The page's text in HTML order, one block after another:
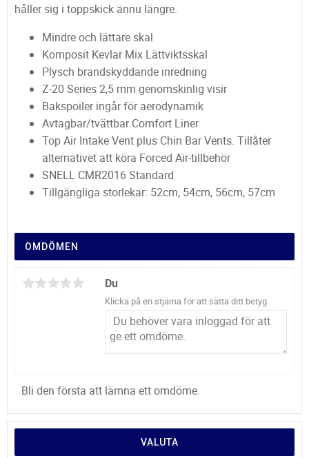
håller sig i toppskick ännu längre.
Mindre och lättare skal
Komposit Kevlar Mix Lättviktsskal
Plysch brandskyddande inredning
Z-20 Series 2,5 mm genomskinlig visir
Bakspoiler ingår för aerodynamik
Avtagbar/tvättbar Comfort Liner
Top Air Intake Vent plus Chin Bar Vents. Tillåter
alternativet att köra Forced Air-tillbehör
SNELL CMR2016 Standard
Tillgängliga storlekar: 52cm, 54cm, 56cm, 57cm
OMDÖMEN
Du
Klicka på en stjärna för att sätta ditt betyg
Bli den första att lämna ett omdöme.
VALUTA